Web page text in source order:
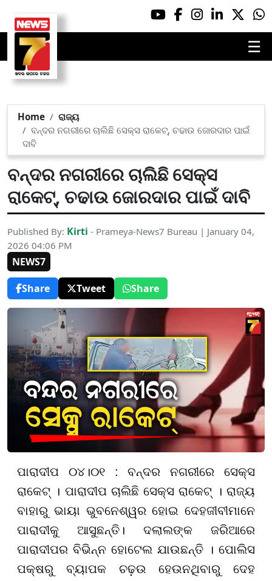
☰
Home
ରାଜ୍ୟ
ବନ୍ଦର ନଗରୀରେ ଚାଲିଛି ସେକ୍ସ ରାକେଟ୍, ଚଢାଉ ଜୋରଦାର ପାଇଁ
ଦାବି
ବନ୍ଦର ନଗରୀରେ ଚାଲିଛି ସେକ୍ସ
ରାକେଟ୍, ଚଢାଉ ଜୋରଦାର ପାଇଁ ଦାବି
Published By: Kirti - Prameya-News7 Bureau | January 04,
2026 04:06 PM
NEWS7
Share
Tweet Share
ପାରାଦୀପ ୦୪।୦୧ : ବନ୍ଦର ନଗରୀରେ ସେକ୍ସ
ରାକେଟ୍ । ପାରାଦୀପ ଚାଲିଛି ସେକ୍ସ ରାକେଟ୍ । ରାଜ୍ୟ
ବାହାରୁ ଭାୟା ଭୁବନେଶ୍ୱର ହୋଇ ଦେହଜୀବୀମାନେ
ପାରାଦୀକୁ ଆସୁଛନ୍ତି। ଦଲାଲଙ୍କ ଜରିଆରେ
ପାରାଦୀପର ବିଭିନ୍ନ ହୋଟେଲ ଯାଉଛନ୍ତି । ପୋଲିସ
ପକ୍ଷରୁ ବ୍ୟାପକ ଚଢ଼ଉ ହେଉନଥିବାରୁ ଦେହ